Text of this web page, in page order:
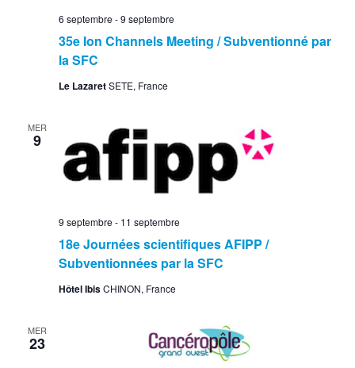
35e Ion Channels Meeting / Subventionné par
la SFC
6 septembre -9 septembre
Le LazaretSETE, France
MER
9
18e Journées scientifiques AFIPP /
Subventionnées par la SFC
9 septembre - 11 septembre
Hôtel IbisCHINON, France
MER
23